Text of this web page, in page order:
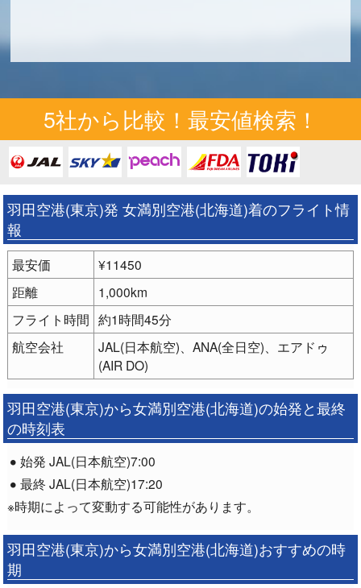
5社から比較！最安値検索！
羽田空港(東京)発 女満別空港(北海道)着のフライト情
報
最安価
¥11450
距離
1,000km
フライト時間 約1時間45分
航空会社
JAL(日本航空)、ANA(全日空)、エアドゥ
(AIR DO)
羽田空港(東京)から女満別空港(北海道)の始発と最終
の時刻表
始発 JAL(日本航空)7:00
最終 JAL(日本航空)17:20
※時期によって変動する可能性があります。
羽田空港(東京)から女満別空港(北海道)おすすめの時
期